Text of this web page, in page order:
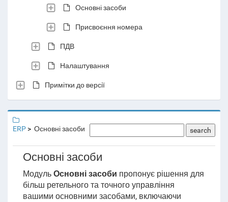
Основні засоби
Присвоєння номера
ПДВ
Налаштування
Примітки до версії
ERP Основні засоби search
Основні засоби
Модуль Основні засоби пропонує рішення для
більш ретельного та точного управління
вашими основними засобами, включаючи